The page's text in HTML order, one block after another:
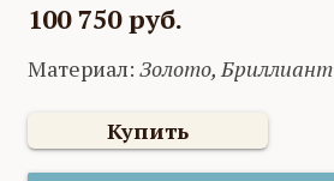
100 750 руб.
Материал:Золото, Бриллиант
Купить